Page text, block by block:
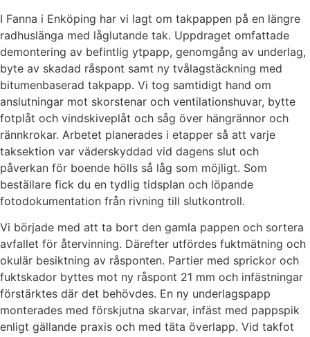
I Fanna i Enköping har vi lagt om takpappen på en längre
radhuslänga med låglutande tak. Uppdraget omfattade
demontering av befintlig ytpapp, genomgång av underlag,
byte av skadad råspont samt ny tvålagstäckning med
bitumenbaserad takpapp. Vi tog samtidigt hand om
anslutningar mot skorstenar och ventilationshuvar, bytte
fotplåt och vindskiveplåt och såg över hängrännor och
rännkrokar. Arbetet planerades i etapper så att varje
taksektion var väderskyddad vid dagens slut och
påverkan för boende hölls så låg som möjligt. Som
beställare fick du en tydlig tidsplan och löpande
fotodokumentation från rivning till slutkontroll.
Vi började med att ta bort den gamla pappen och sortera
avfallet för återvinning. Därefter utfördes fuktmätning och
okulär besiktning av råsponten. Partier med sprickor och
fuktskador byttes mot ny råspont 21 mm och infästningar
förstärktes där det behövdes. En ny underlagspapp
monterades med förskjutna skarvar, infäst med pappspik
enligt gällande praxis och med täta överlapp. Vid takfot